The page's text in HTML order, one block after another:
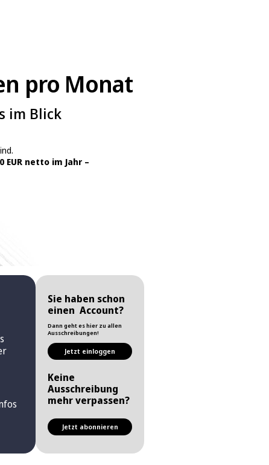
pro Monat
im Blick
EUR netto im Jahr –
Sie haben schon
einen Account?
Dann geht es hier zu allen
Ausschreibungen!
Jetzt einloggen
Keine
Ausschreibung
mehr verpassen?
Jetzt abonnieren